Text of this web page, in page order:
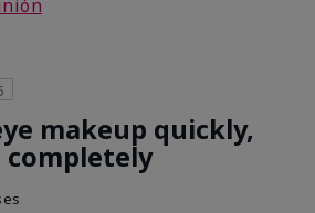
makeup quickly,
completely